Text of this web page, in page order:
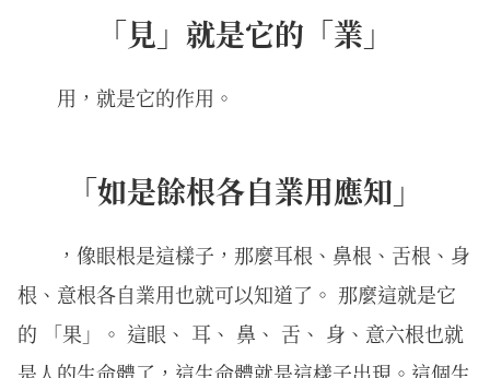
「見」就是它的「業」
用，就是它的作用。
「如是餘根各自業用應知」
，像眼根是這樣子，那麼耳根、鼻根、舌根、身
根、意根各自業用也就可以知道了。 那麼這就是它
的 「果」。 這眼、 耳、 鼻、 舌、 身、意六根也就